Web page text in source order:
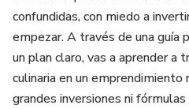
confundidas, con miedo a
empezar. A través de una guía
un plan claro, vas a aprender a
culinaria en un
grandes inversiones ni